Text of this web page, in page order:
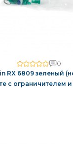
0
RX 6809 зеленый
с ограничителем